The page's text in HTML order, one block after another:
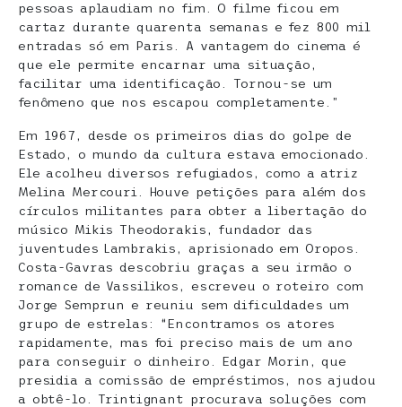
pessoas aplaudiam no fim. O filme ficou em
cartaz durante quarenta semanas e fez 800 mil
entradas só em Paris. A vantagem do cinema é
que ele permite encarnar uma situação,
facilitar uma identificação. Tornou-se um
fenômeno que nos escapou completamente.”
Em 1967, desde os primeiros dias do golpe de
Estado, o mundo da cultura estava emocionado.
Ele acolheu diversos refugiados, como a atriz
Melina Mercouri. Houve petições para além dos
círculos militantes para obter a libertação do
músico Mikis Theodorakis, fundador das
juventudes Lambrakis, aprisionado em Oropos.
Costa-Gavras descobriu graças a seu irmão o
romance de Vassilikos, escreveu o roteiro com
Jorge Semprun e reuniu sem dificuldades um
grupo de estrelas: “Encontramos os atores
rapidamente, mas foi preciso mais de um ano
para conseguir o dinheiro. Edgar Morin, que
presidia a comissão de empréstimos, nos ajudou
a obtê-lo. Trintignant procurava soluções com